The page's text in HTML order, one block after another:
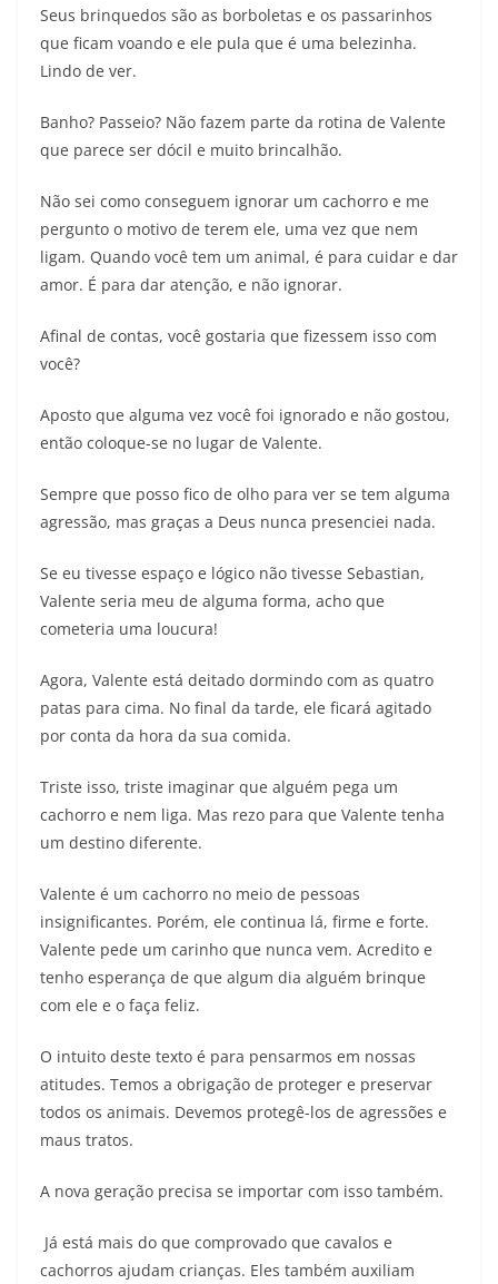
Seus brinquedos são as borboletas e os passarinhos
que ficam voando e ele pula que é uma belezinha.
Lindo de ver.
Banho? Passeio? Não fazem parte da rotina de Valente
que parece ser dócil e muito brincalhão.
Não sei como conseguem ignorar um cachorro e me
pergunto o motivo de terem ele, uma vez que nem
ligam. Quando você tem um animal, é para cuidar e dar
amor. É para dar atenção, e não ignorar.
Afinal de contas, você gostaria que fizessem isso com
você?
Aposto que alguma vez você foi ignorado e não gostou,
então coloque-se no lugar de Valente.
Sempre que posso fico de olho para ver se tem alguma
agressão, mas graças a Deus nunca presenciei nada.
Se eu tivesse espaço e lógico não tivesse Sebastian,
Valente seria meu de alguma forma, acho que
cometeria uma loucura!
Agora, Valente está deitado dormindo com as quatro
patas para cima. No final da tarde, ele ficará agitado
por conta da hora da sua comida.
Triste isso, triste imaginar que alguém pega um
cachorro e nem liga. Mas rezo para que Valente tenha
um destino diferente.
Valente é um cachorro no meio de pessoas
insignificantes. Porém, ele continua lá, firme e forte.
Valente pede um carinho que nunca vem. Acredito e
tenho esperança de que algum dia alguém brinque
com ele e o faça feliz.
O intuito deste texto é para pensarmos em nossas
atitudes. Temos a obrigação de proteger e preservar
todos os animais. Devemos protegê-los de agressões e
maus tratos.
A nova geração precisa se importar com isso também.
Já está mais do que comprovado que cavalos e
cachorros ajudam crianças. Eles também auxiliam